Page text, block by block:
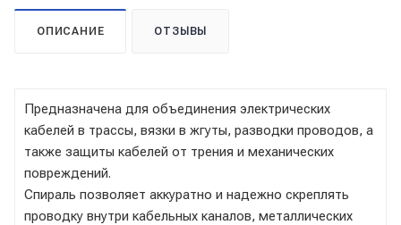
ОПИСАНИЕ ОТЗЫВЫ
Предназначена для объединения электрических
кабелей в трассы, вязки в жгуты, разводки проводов, а
также защиты кабелей от трения и механических
повреждений.
Спираль позволяет аккуратно и надежно скреплять
проводку внутри кабельных каналов, металлических